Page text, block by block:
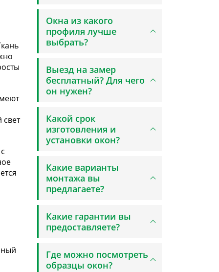
свет
Окна из какого
профиля лучше
выбрать?
Выезд на замер
бесплатный? Для чего
он нужен?
Какой срок
изготовления и
установки окон?
Какие варианты
монтажа вы
предлагаете?
Какие гарантии вы
предоставляете?
Где можно посмотреть
образцы окон?